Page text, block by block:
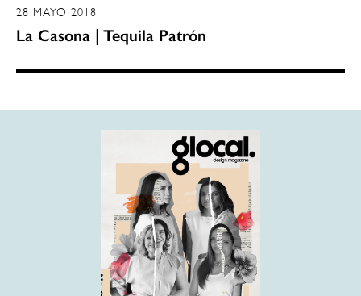
28 MAYO 2018
La Casona | Tequila Patrón